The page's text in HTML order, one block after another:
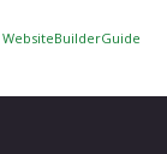
WebsiteBuilderGuide